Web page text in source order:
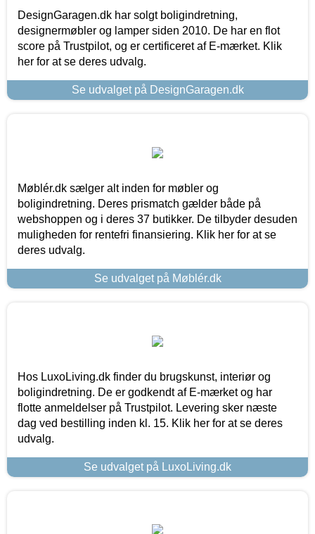
DesignGaragen.dk har solgt boligindretning,
designermøbler og lamper siden 2010. De har en flot
score på Trustpilot, og er certificeret af E-mærket. Klik
her for at se deres udvalg.
Se udvalget på DesignGaragen.dk
Møblér.dk sælger alt inden for møbler og
boligindretning. Deres prismatch gælder både på
webshoppen og i deres 37 butikker. De tilbyder desuden
muligheden for rentefri finansiering. Klik her for at se
deres udvalg.
Se udvalget på Møblér.dk
Hos LuxoLiving.dk finder du brugskunst, interiør og
boligindretning. De er godkendt af E-mærket og har
flotte anmeldelser på Trustpilot. Levering sker næste
dag ved bestilling inden kl. 15. Klik her for at se deres
udvalg.
Se udvalget på LuxoLiving.dk